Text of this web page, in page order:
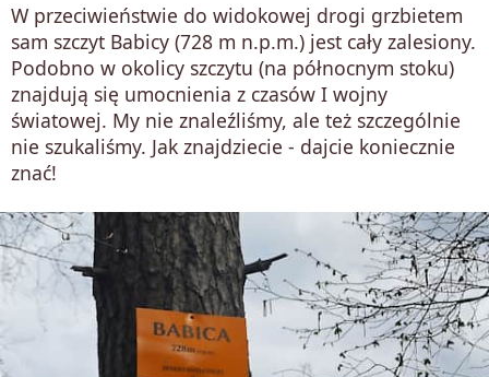
W przeciwieństwie do widokowej drogi grzbietem
sam szczyt Babicy (728 m n.p.m.) jest cały zalesiony.
Podobno w okolicy szczytu (na północnym stoku)
znajdują się umocnienia z czasów I wojny
światowej. My nie znaleźliśmy, ale też szczególnie
nie szukaliśmy. Jak znajdziecie - dajcie koniecznie
znać!